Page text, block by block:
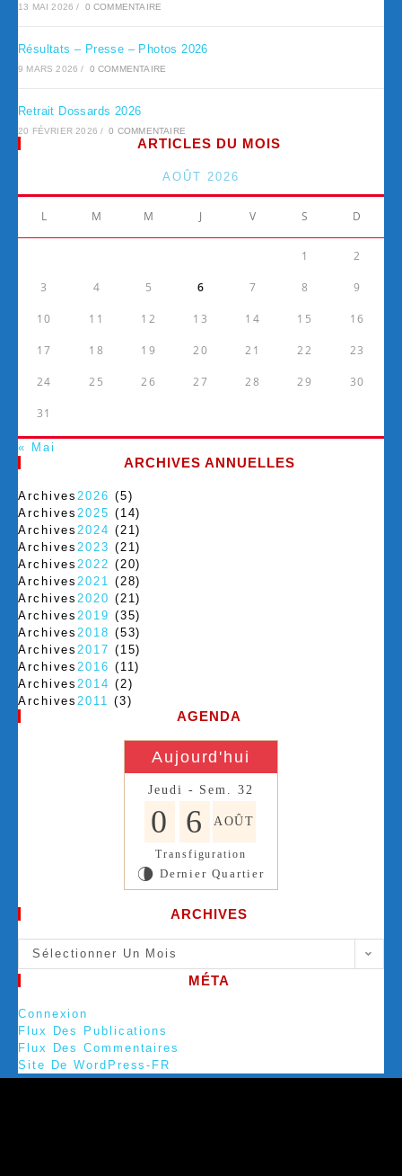
13 MAI 2026 / 0 COMMENTAIRE
Résultats – Presse – Photos 2026
9 MARS 2026 / 0 COMMENTAIRE
Retrait Dossards 2026
20 FÉVRIER 2026 / 0 COMMENTAIRE
ARTICLES DU MOIS
AOÛT 2026
L M M J V S D
1 2
3 4 5 6 7 8 9
10 11 12 13 14 15 16
17 18 19 20 21 22 23
24 25 26 27 28 29 30
31
« Mai
ARCHIVES ANNUELLES
Archives 2026 (5)
Archives 2025 (14)
Archives 2024 (21)
Archives 2023 (21)
Archives 2022 (20)
Archives 2021
(28)
Archives 2020 (21)
Archives 2019 (35)
Archives 2018 (53)
Archives 2017 (15)
Archives 2016 (11)
Archives 2014 (2)
Archives 2011 (3)
AGENDA
Aujourd'hui
Jeudi - Sem. 32
0 6 AOÛT
Transfiguration
U Dernier Quartier
ARCHIVES
Sélectionner Un Mois
MÉTA
Connexion
Flux Des Publications
Flux Des Commentaires
Site De WordPress-FR